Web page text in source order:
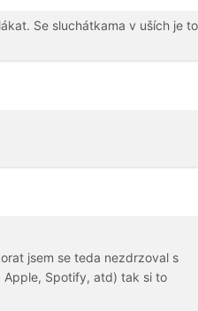
Se sluchátkama v uších je to
jsem se teda nezdrzoval s
Apple, Spotify, atd) tak si to